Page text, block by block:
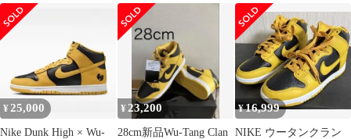
Tang HJ4320-001 【新古
品】
¥25,000
Nike Dunk High × Wu-
¥ 23,200
28cm新品Wu-Tang Clan
¥16,999
NIKE ウータンクラン